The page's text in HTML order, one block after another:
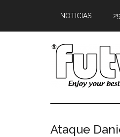
NOTICIAS
Ataque